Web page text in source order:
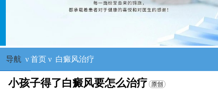
导航 ν 首页ν 白癜风治疗
小孩子得了白癜风要怎么治疗